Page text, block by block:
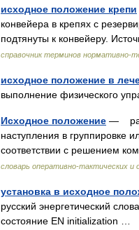
исходное положение крепи
конвейера в крепях с
подтянуты к конвейеру.
справочник терминов нормативно-
исходное положение в
выполнение физического
Исходное положение —
наступления в группировке
соответствии с решением
словарь оперативно-тактических
установка в исходное
русский энергетический
состояние EN initialization …